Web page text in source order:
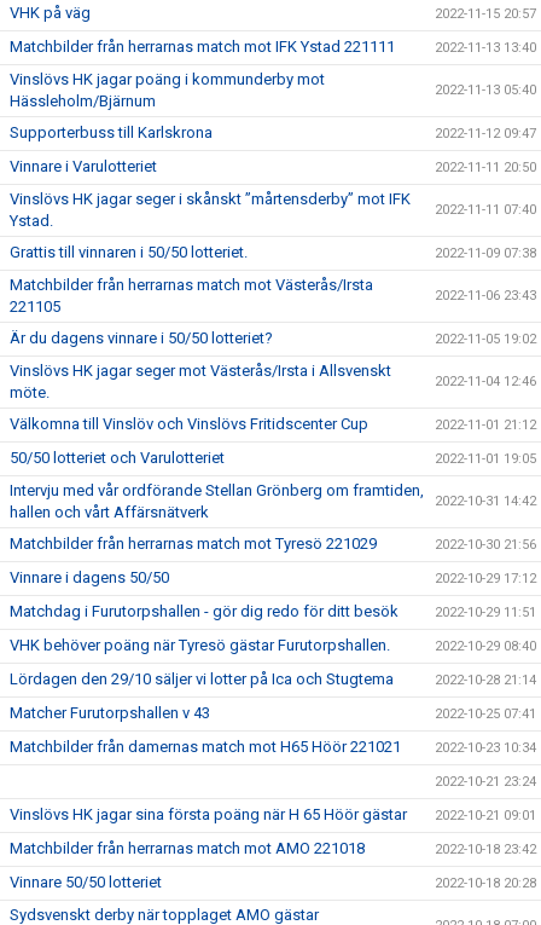
VHK på väg 2022-11-15 20:57
Matchbilder från herrarnas match mot IFK Ystad 221111 2022-11-13 13:40
Vinslövs HK jagar poäng i kommunderby mot
Hässleholm/Bjärnum
2022-11-13 05:40
Supporterbuss till Karlskrona 2022-11-12 09:47
Vinnare i Varulotteriet 2022-11-11 20:50
Vinslövs HK jagar seger i skånskt ”mårtensderby” mot IFK
Ystad.
2022-11-11 07:40
Grattis till vinnaren i 50/50 lotteriet. 2022-11-09 07:38
Matchbilder från herrarnas match mot Västerås/Irsta
221105
2022-11-06 23:43
Är du dagens vinnare i 50/50 lotteriet? 2022-11-05 19:02
Vinslövs HK jagar seger mot Västerås/Irsta i Allsvenskt
möte.
2022-11-04 12:46
Välkomna till Vinslöv och Vinslövs Fritidscenter Cup 2022-11-01 21:12
50/50 lotteriet och Varulotteriet 2022-11-01 19:05
Intervju med vår ordförande Stellan Grönberg om framtiden,
hallen och vårt Affärsnätverk
2022-10-31 14:42
Matchbilder från herrarnas match mot Tyresö 221029 2022-10-30 21:56
Vinnare i dagens 50/50 2022-10-29 17:12
Matchdag i Furutorpshallen - gör dig redo för ditt besök 2022-10-29 11:51
VHK behöver poäng när Tyresö gästar Furutorpshallen. 2022-10-29 08:40
Lördagen den 29/10 säljer vi lotter på Ica och Stugtema 2022-10-28 21:14
Matcher Furutorpshallen v 43 2022-10-25 07:41
Matchbilder från damernas match mot H65 Höör 221021 2022-10-23 10:34
2022-10-21 23:24
Vinslövs HK jagar sina första poäng när H 65 Höör gästar 2022-10-21 09:01
Matchbilder från herrarnas match mot AMO 221018 2022-10-18 23:42
Vinnare 50/50 lotteriet 2022-10-18 20:28
Sydsvenskt derby när topplaget AMO gästar